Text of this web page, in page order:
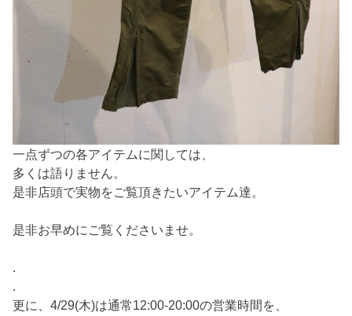
一点ずつの各アイテムに関しては、
多くは語りません。
是非店頭で実物をご覧頂きたいアイテム達。
是非お早めにご覧くださいませ。
.
.
更に、4/29(木)は通常12:00-20:00の営業時間を、